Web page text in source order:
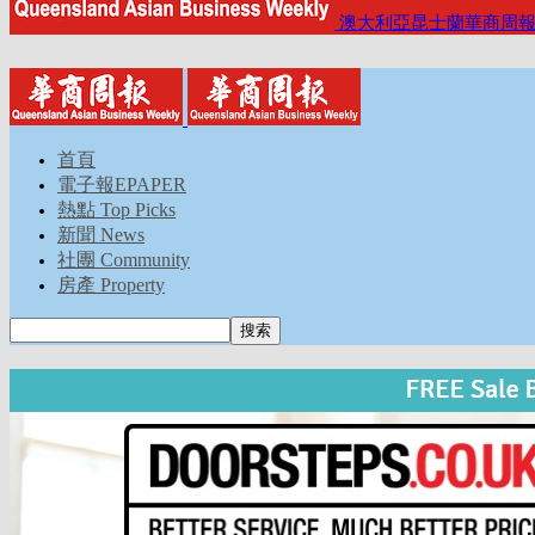
澳大利亞昆士蘭華商周報
首頁
電子報EPAPER
熱點 Top Picks
新聞 News
社團 Community
房產 Property